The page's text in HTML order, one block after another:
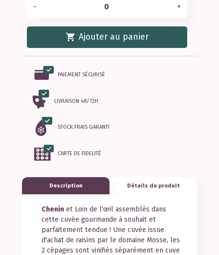
- +
 Ajouter au panier
PAIEMENT SÉCURISÉ
LIVRAISON 48/72H
STOCK FRAIS GARANTI
CARTE DE FIDELITÉ
Description Détails du produit
Chenin et Loin de l'œil assemblés dans
cette cuvée gourmande à souhait et
parfaitement tendue ! Une cuvée issue
d'achat de raisins par le domaine Mosse, les
2 cépages sont vinifiés séparément en cuve